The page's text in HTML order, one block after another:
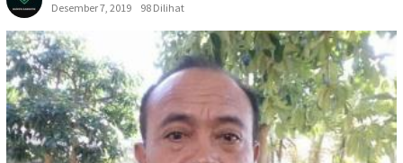
Desember 7, 2019
98 Dilihat